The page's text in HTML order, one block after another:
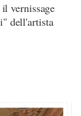
vernissage
dell'artista